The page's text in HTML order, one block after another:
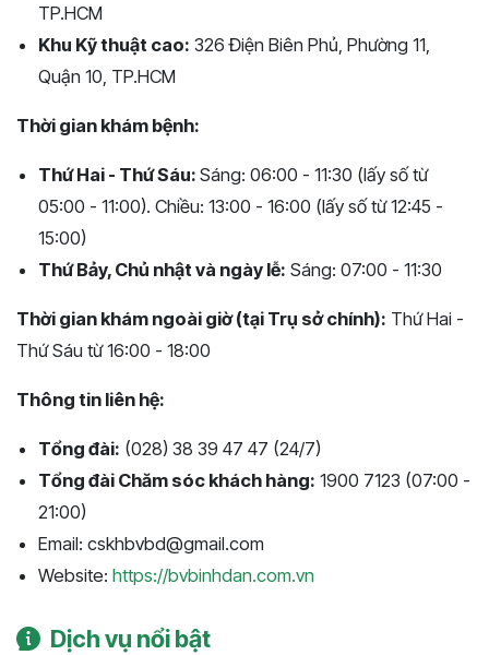
TP.HCM
Khu Kỹ thuật cao: 326 Điện Biên Phủ, Phường 11,
Quận 10, TP.HCM
Thời gian khám bệnh:
Thứ Hai - Thứ Sáu: Sáng: 06:00 - 11:30 (lấy số từ
05:00 - 11:00). Chiều: 13:00 - 16:00 (lấy số từ 12:45 -
15:00)
Thứ Bảy, Chủ nhật và ngày lễ: Sáng: 07:00 - 11:30
Thời gian khám ngoài giờ (tại Trụ sở chính): Thứ Hai -
Thứ Sáu từ 16:00 - 18:00
Thông tin liên hệ:
Tổng đài: (028) 38 39 47 47 (24/7)
Tổng đài Chăm sóc khách hàng: 1900 7123 (07:00 -
21:00)
Email: cskhbvbd@gmail.com
Website: https://bvbinhdan.com.vn
Dịch vụ nổi bật